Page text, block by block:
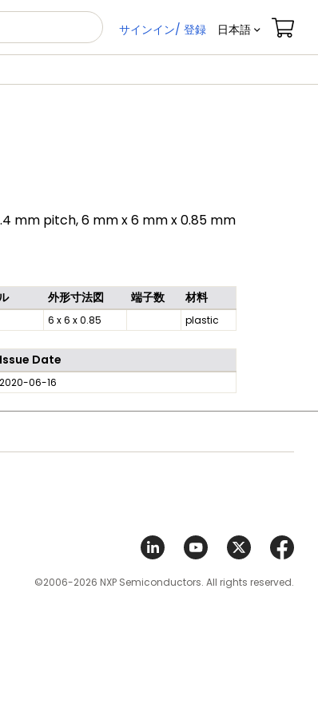
サインイン/ 登録 日本語
mm pitch, 6 mm x 6 mm x 0.85 mm
外形寸法図 端子数 材料
6 x 6 x 0.85 plastic
Issue Date
2020-06-16
©2006-2026 NXP Semiconductors. All rights reserved.